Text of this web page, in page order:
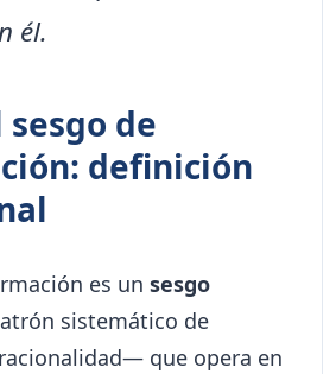
él.
sesgo de
definición
es un sesgo
sistemático de
que opera en